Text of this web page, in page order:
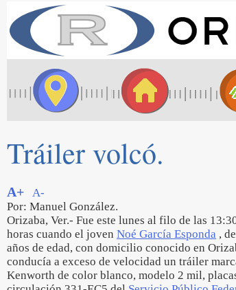
Tráiler volcó.
A+
A-
Por: Manuel González.
Orizaba, Ver.- Fue este lunes al filo de las
horas cuando el joven Noé García Esponda ,
años de edad, con domicilio conocido en
conducía a exceso de velocidad un tráiler
Kenworth de color blanco, modelo 2 mil,